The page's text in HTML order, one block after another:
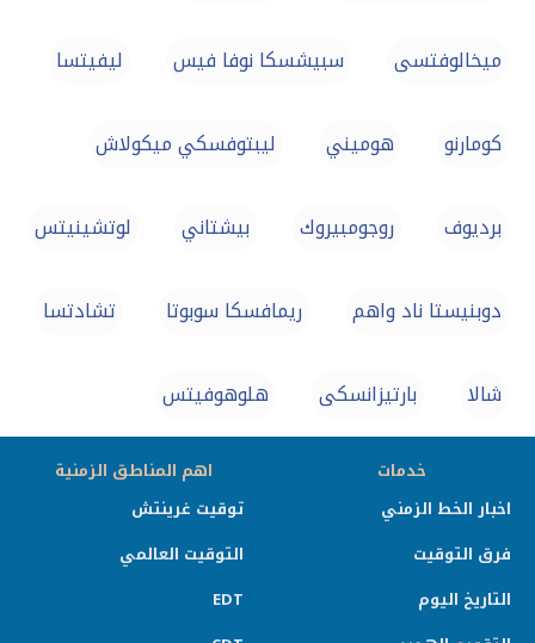
ميخالوفتسى سبيشسكا نوفا فيس ليفيتسا
كومارنو هوميني ليبتوفسكي ميكولاش
برديوف روجومبيروك بيشتاني لوتشينيتس
دوبنيستا ناد واهم ريمافسكا سوبوتا تشادتسا
شالا بارتيزانسكى هلوهوفيتس
خدمات
اخبار الخط الزمني
فرق التوقيت
التاريخ اليوم
اهم المناطق الزمنية
توقيت غرينتش
التوقيت العالمي
EDT